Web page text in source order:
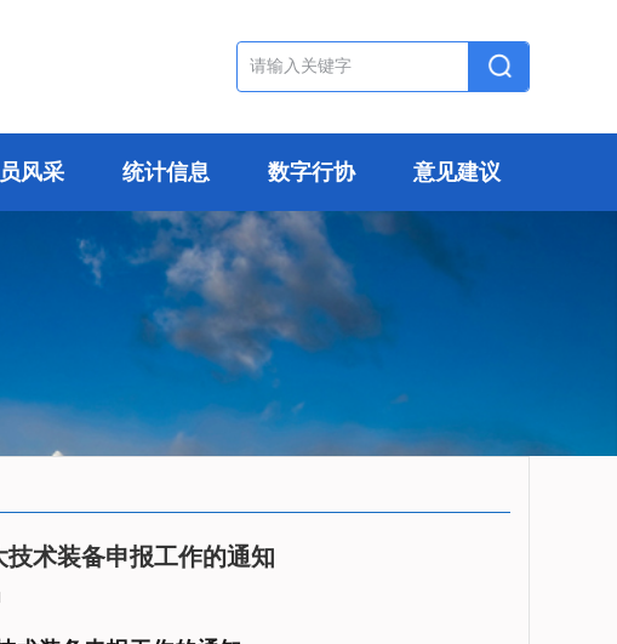
风采 统计信息 数字行协 意见建议
术装备申报工作的通知